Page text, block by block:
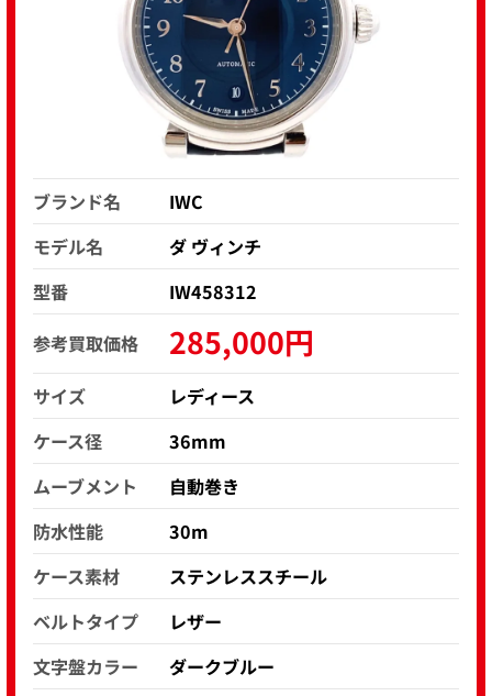
ブランド名
IWC
モデル名
ダ ヴィンチ
型番
IW458312
参考買取価格
285,000円
サイズ
レディース
ケース径
36mm
ムーブメント
自動巻き
防水性能
30m
ケース素材
ステンレススチール
ベルトタイプ
レザー
文字盤カラー
ダークブルー